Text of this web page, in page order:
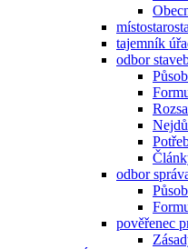
místostarosta
tajemník
odbor
odbor
pověřenec